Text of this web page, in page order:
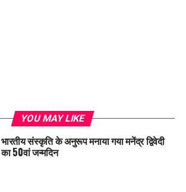
YOU MAY LIKE
भारतीय संस्कृति के अनुरूप मनाया गया मनेंद्र द्विवेदी
का 50वां जन्मदिन